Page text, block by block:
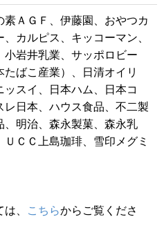
ＡＧＦ、伊藤園、おやつカ
カルピス、キッコーマン、
岩井乳業、サッポロビー
ばこ産業）、日清オイリ
スイ、日本ハム、日本コ
日本、ハウス食品、不二製
明治、森永製菓、森永乳
ＣＣ上島珈琲、雪印メグミ
、 こちらからご覧くださ